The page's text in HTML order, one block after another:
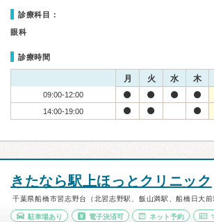
診療科目：
眼科
診療時間
月 火 水 木
09:00-12:00
14:00-19:00
きたなら駅上ほっとクリニック
千葉県船橋市習志野台（北習志野駅、飯山満駅、船橋日大前
駐車場あり 電子決済可 ネット予約